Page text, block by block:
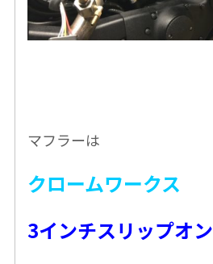
マフラーは
クロームワークス
3インチスリップオン